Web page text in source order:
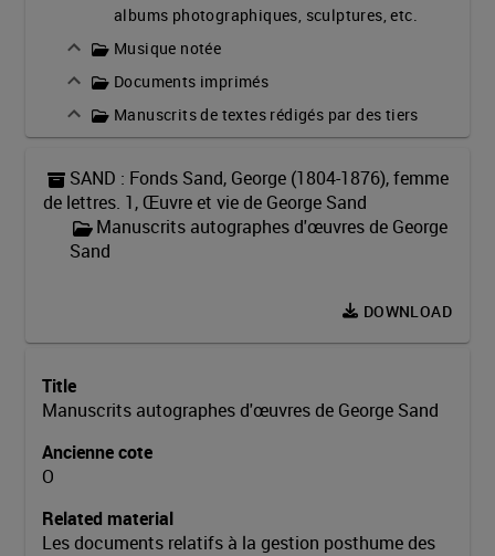
albums photographiques, sculptures, etc.
Musique notée
Documents imprimés
Manuscrits de textes rédigés par des tiers
SAND : Fonds Sand, George (1804-1876), femme
de lettres. 1, Œuvre et vie de George Sand
Manuscrits autographes d'œuvres de George
Sand
DOWNLOAD
Title
Manuscrits autographes d'œuvres de George Sand
Ancienne cote
O
Related material
Les documents relatifs à la gestion posthume des